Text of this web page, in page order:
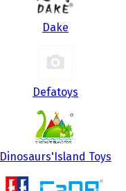
Dake
Defatoys
Dinosaurs'Island Toys